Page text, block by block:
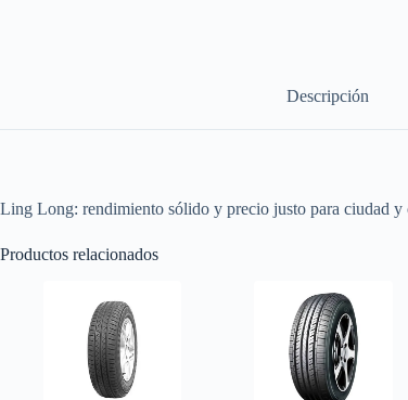
Descripción
Ling Long: rendimiento sólido y precio justo para ciudad y
Productos relacionados